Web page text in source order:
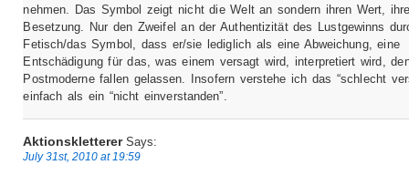
nehmen. Das Symbol zeigt nicht die Welt an sondern ihren Wert,
Besetzung. Nur den Zweifel an der Authentizität des Lustgewinns
Fetisch/das Symbol, dass er/sie lediglich als eine Abweichung, eine
Entschädigung für das, was einem versagt wird, interpretiert wird,
Postmoderne fallen gelassen. Insofern verstehe ich das “schlecht
einfach als ein “nicht einverstanden”.
AktionsklettererSays:
July 31st, 2010 at 19:59